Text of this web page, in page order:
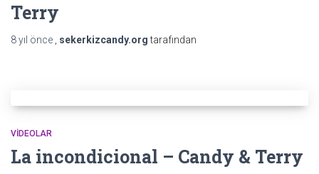
Terry
8 yıl önce sekerkizcandy.orgtarafından
VIDEOLAR
La incondicional – Candy & Terry